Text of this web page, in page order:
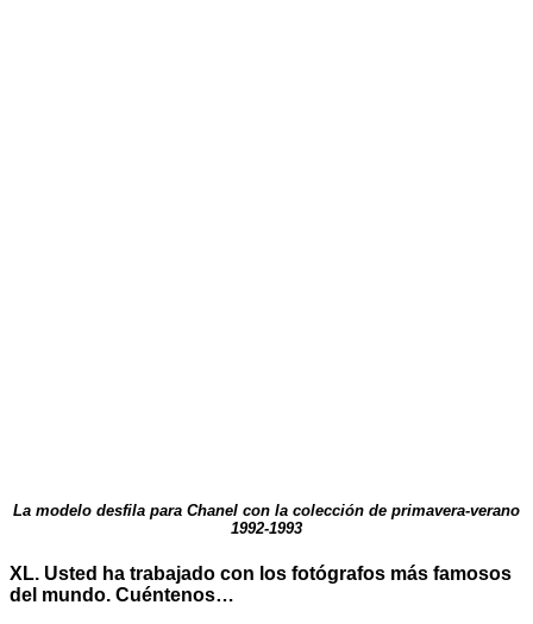
La modelo desfila para Chanel con la colección de primavera-verano
1992-1993
XL. Usted ha trabajado con los fotógrafos más famosos
del mundo. Cuéntenos…